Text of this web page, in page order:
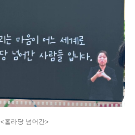
<홀라당 넘어간>